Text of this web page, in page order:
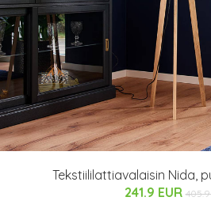
Tekstiililattiavalaisin Nida,
241.9 EUR 405.9